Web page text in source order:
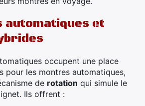
automatiques et
occupent une place
pour les montres automatiques,
de rotation qui simule le
Ils offrent :